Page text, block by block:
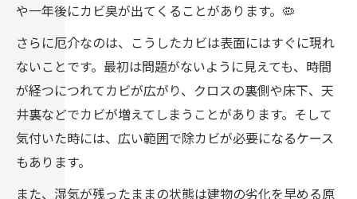
や一年後にカビ臭が出てくることがあります。🦠
さらに厄介なのは、こうしたカビは表面にはすぐに現れ
ないことです。最初は問題がないように見えても、時間
が経つにつれてカビが広がり、クロスの裏側や床下、天
井裏などでカビが増えてしまうことがあります。そして
気付いた時には、広い範囲で除カビが必要になるケース
もあります。
また、湿気が残ったままの状態は建物の劣化を早める原